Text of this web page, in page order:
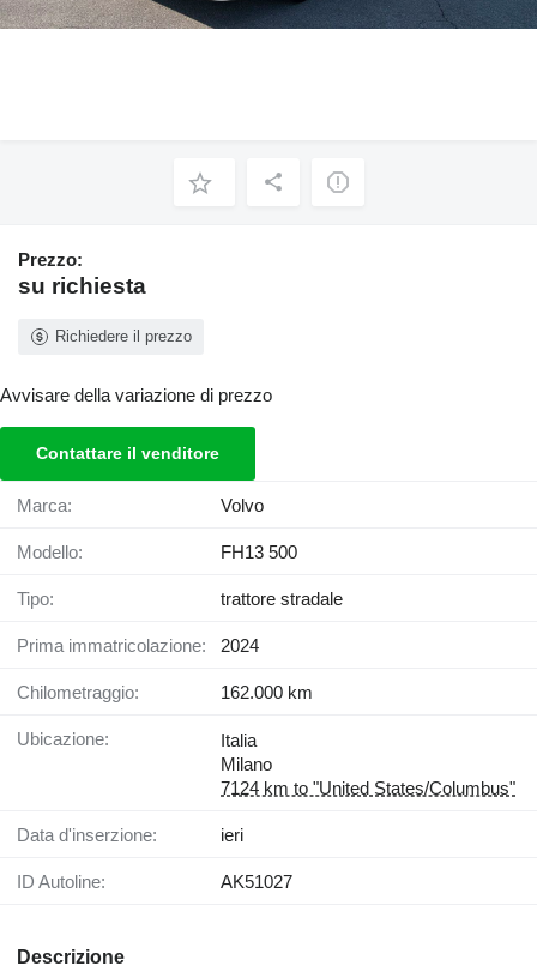
Prezzo:
su richiesta
Richiedere il prezzo
Avvisare della variazione di prezzo
Contattare il venditore
Marca: Volvo
Modello: FH13 500
Tipo: trattore stradale
Prima immatricolazione: 2024
Chilometraggio: 162.000 km
Ubicazione:
Italia
Milano
7124 km to "United States/Columbus"
Data d'inserzione: ieri
ID Autoline: AK51027
Descrizione